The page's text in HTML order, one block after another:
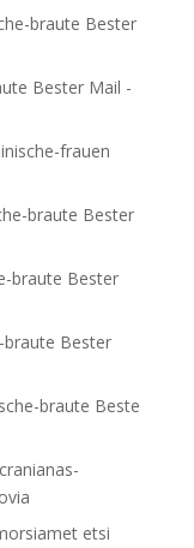
braute Bester
Bester Mail -
frauen
braute Bester
braute Bester
Bester
braute Beste
etsi